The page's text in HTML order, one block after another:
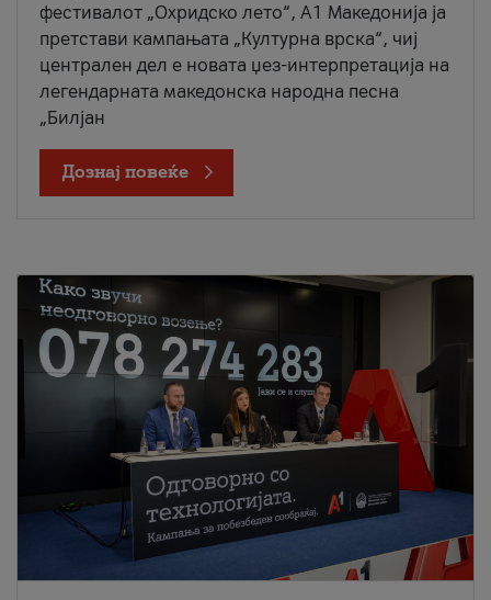
фестивалот „Охридско лето“, А1 Македонија ја
претстави кампањата „Културна врска“, чиј
централен дел е новата џез-интерпретација на
легендарната македонска народна песна
„Билјан
Дознај повеќе